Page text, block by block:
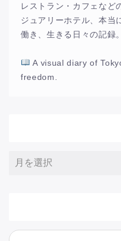
レストラン・カフェなど
ジュアリーホテル、本当
働き、生きる日々の記録。
A visual diary of
freedom.